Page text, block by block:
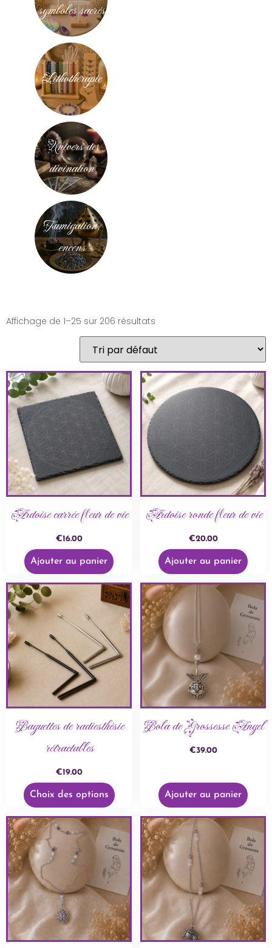
symboles sacrés
Lithothérapie
Univers de
divination
Fumigation,
encens
Affichage de 1–25 sur 206 résultats
Ardoise carrée fleur de vie
€16.00
Ajouter au panier
Ardoise ronde fleur de vie
€20.00
Ajouter au panier
Baguettes de radiesthésie
rétractables
€19.00
Choix des options
Bola de Grossesse Angel
€39.00
Ajouter au panier